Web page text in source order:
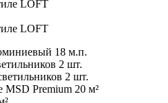
LOFT
LOFT
18 м.п.
2 шт.
2 шт.
MSD Premium 20 м²